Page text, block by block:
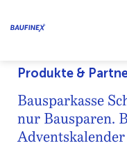
Produkte &
Bausparkasse
nur Bausparen.